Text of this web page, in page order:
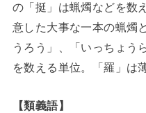
の「挺」は蝋燭などを数
意した大事な一本の蝋燭
うろう」、「いっちょう
を数える単位。「羅」は
【類義語】